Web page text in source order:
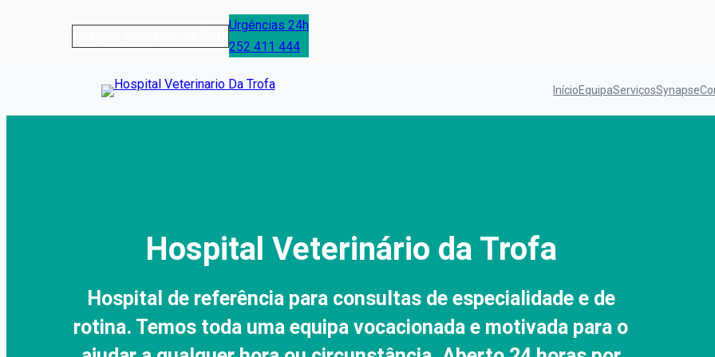
Urgências 24h
252 411 444
InícioEquipaServiçosSynapse
Hospital Veterinário da Trofa
Hospital de referência para consultas de especialidade e de
rotina. Temos toda uma equipa vocacionada e motivada para o